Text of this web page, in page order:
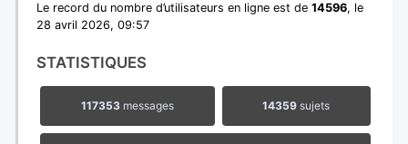
Le record du nombre d’utilisateurs en ligne est de 14596, le
28 avril 2026, 09:57
STATISTIQUES
117353messages 14359 sujets